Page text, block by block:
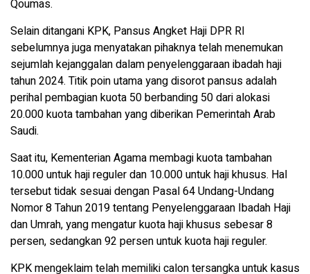
Qoumas.
Selain ditangani KPK, Pansus Angket Haji DPR RI
sebelumnya juga menyatakan pihaknya telah menemukan
sejumlah kejanggalan dalam penyelenggaraan ibadah haji
tahun 2024. Titik poin utama yang disorot pansus adalah
perihal pembagian kuota 50 berbanding 50 dari alokasi
20.000 kuota tambahan yang diberikan Pemerintah Arab
Saudi.
Saat itu, Kementerian Agama membagi kuota tambahan
10.000 untuk haji reguler dan 10.000 untuk haji khusus. Hal
tersebut tidak sesuai dengan Pasal 64 Undang-Undang
Nomor 8 Tahun 2019 tentang Penyelenggaraan Ibadah Haji
dan Umrah, yang mengatur kuota haji khusus sebesar 8
persen, sedangkan 92 persen untuk kuota haji reguler.
KPK mengeklaim telah memiliki calon tersangka untuk kasus